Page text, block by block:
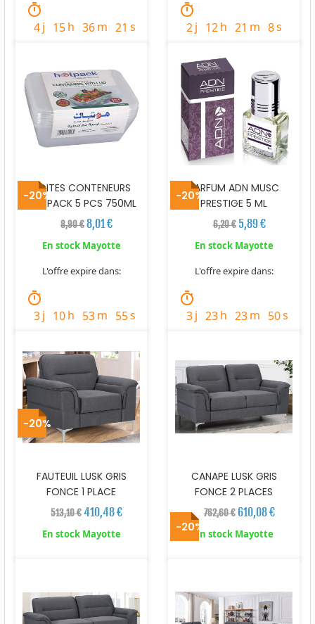
timer
4j 15h 36m 19 s
timer
2j 12h 21 m 6s
BOITES CONTENEURS
HOTPACK 5 PCS 750ML
8,90 €8,01 €
En stock Mayotte
L'offre expire dans:
timer
3j 10h 53m 53s
PARFUM ADN MUSC
PRESTIGE 5 ML
6,20 € 5,89 €
En stock Mayotte
L'offre expire dans:
timer
3j 23h 23m 48s
-20%
FAUTEUIL LUSK GRIS
FONCE 1 PLACE
513,10 €410,48 €
En stock Mayotte
-20%
CANAPE LUSK GRIS
FONCE 2 PLACES
762,60 € 610,08 €
En stock Mayotte
-20%
-20%